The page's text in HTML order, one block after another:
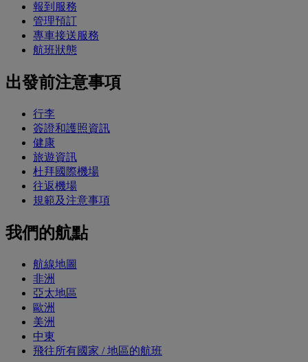
報到服務
管理預訂
專車接送服務
航班狀態
出發前注意事項
行李
簽證和護照資訊
健康
旅遊資訊
杜拜國際機場
往返機場
規範及注意事項
我們的航點
航線地圖
非洲
亞太地區
歐洲
美洲
中東
飛往所有國家 / 地區的航班